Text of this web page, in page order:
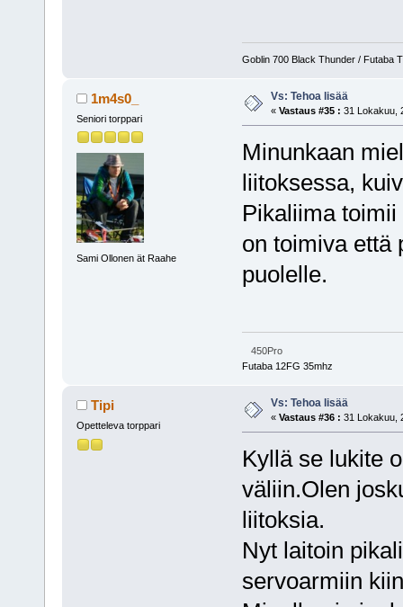
Goblin 700 Black Thunder / Futaba
1m4s0_
Seniori torppari
Sami Ollonen ät Raahe
Vs: Tehoa lisää
« Vastaus #35 : 31 Lokakuu,
Minunkaan
liitoksessa,
Pikaliima
on toimiva että
puolelle.
450Pro
Futaba 12FG 35mhz
Tipi
Opetteleva torppari
Vs: Tehoa lisää
« Vastaus #36 : 31 Lokakuu,
Kyllä se lukite
väliin.Olen
liitoksia.
Nyt laitoin
servoarmiin